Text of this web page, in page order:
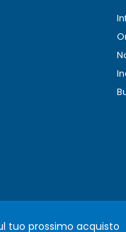
tuo prossimo acquisto